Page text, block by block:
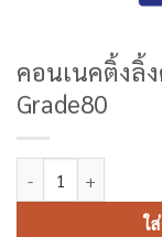
คอนเนคติ้งลิ้ง
Grade80
ใ